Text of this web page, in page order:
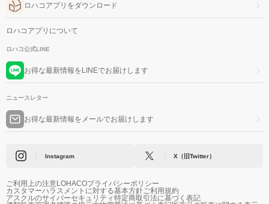
ロハコアプリをダウンロード
ロハコアプリについて
ロハコ公式LINE
お得な最新情報をLINEでお届けします
ニュースレター
お得な最新情報をメールでお届けします
Instagram X（旧Twitter）
ご利用上の注意LOHACOプライバシーポリシー
カスタマーハラスメントに対する基本方針ご利用規約
アスクルのサイバーセキュリティ特定商取引法に基づく表記